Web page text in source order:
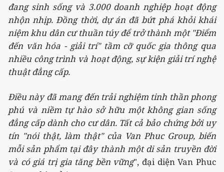
đang sinh sống và 3.000 doanh nghiệp hoạt động
nhộn nhịp. Đồng thời, dự án đã bứt phá khỏi khái
niệm khu dân cư thuần túy để trở thành một "Điểm
đến văn hóa - giải trí" tầm cỡ quốc gia thông qua
nhiều công trình và hoạt động, sự kiện giải trí nghệ
thuật đẳng cấp.
Điều này đã mang đến trải nghiệm tinh thần phong
phú và niềm tự hào sở hữu một không gian sống
đẳng cấp dành cho cư dân. Tất cả bảo chứng bởi uy
tín "nói thật, làm thật" của Van Phuc Group, biến
mỗi sản phẩm tại đây thành một di sản truyền đời
và có giá trị gia tăng bền vững", đại diện Van Phuc